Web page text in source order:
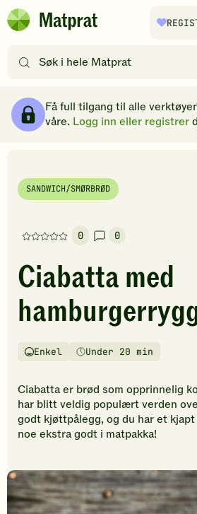
Hopp til hovedinnhold
Matprat
etter
filtre
Få full tilgang til alle
våre. Logg inn eller registrer
SANDWICH/SMØRBRØD
0
Denne
har
foreløpig
ingen
vurderinger.
den
til
å
vurdere
denne
oppskriften.
0
Ciabatta med
Vanskelighetsgrad
Enkel
TilberedningstidUnder 20 min
Ciabatta er brød som opprinnelig
har blitt veldig populært verden
godt kjøttpålegg, og du har et
noe ekstra godt i matpakka!